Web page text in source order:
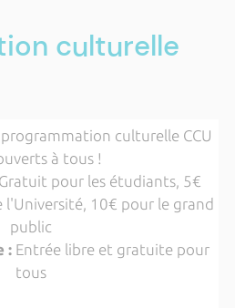
culturelle
culturelle CCU
à tous !
pour les étudiants, 5€
l'Université, 10€ pour le grand
public
: Entrée libre et gratuite pour
tous